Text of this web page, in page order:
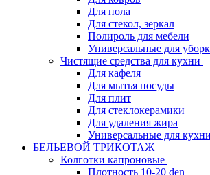
Для пола
Для стекол, зеркал
Полироль для мебели
Универсальные для
Чистящие средства для кухни
Для кафеля
Для мытья посуды
Для плит
Для стеклокерамики
Для удаления жира
Универсальные для кухни
БЕЛЬЕВОЙ ТРИКОТАЖ
Колготки капроновые
Плотность 10-20 den